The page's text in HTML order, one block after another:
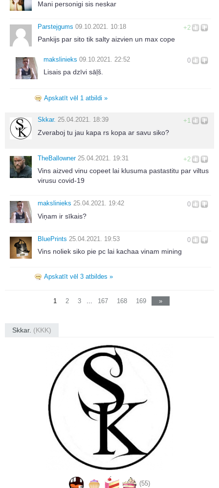
Mani personigi sis neskar
+2
Parstejgums 09.10.2021. 10:18
Pankijs par sito tik salty aizvien un max cope
0
makslinieks 09.10.2021. 22:52
Lisais pa dzīvi sāļš.
Apskatīt vēl 1 atbildi »
+1
Skkar. 25.04.2021. 18:39
Zveraboj tu jau kapa rs kopa ar savu siko?
+2
TheBallowner 25.04.2021. 19:31
Vins aizved vinu copeet lai klusuma pastastitu par viltus
virusu covid-19
0
makslinieks 25.04.2021. 19:42
Viņam ir sīkais?
0
BluePrints 25.04.2021. 19:53
Vins noliek siko pie pc lai kachaa vinam mining
Apskatīt vēl 3 atbildes »
1 2 3 ... 167 168 169 »
Skkar. (KKK)
(55)